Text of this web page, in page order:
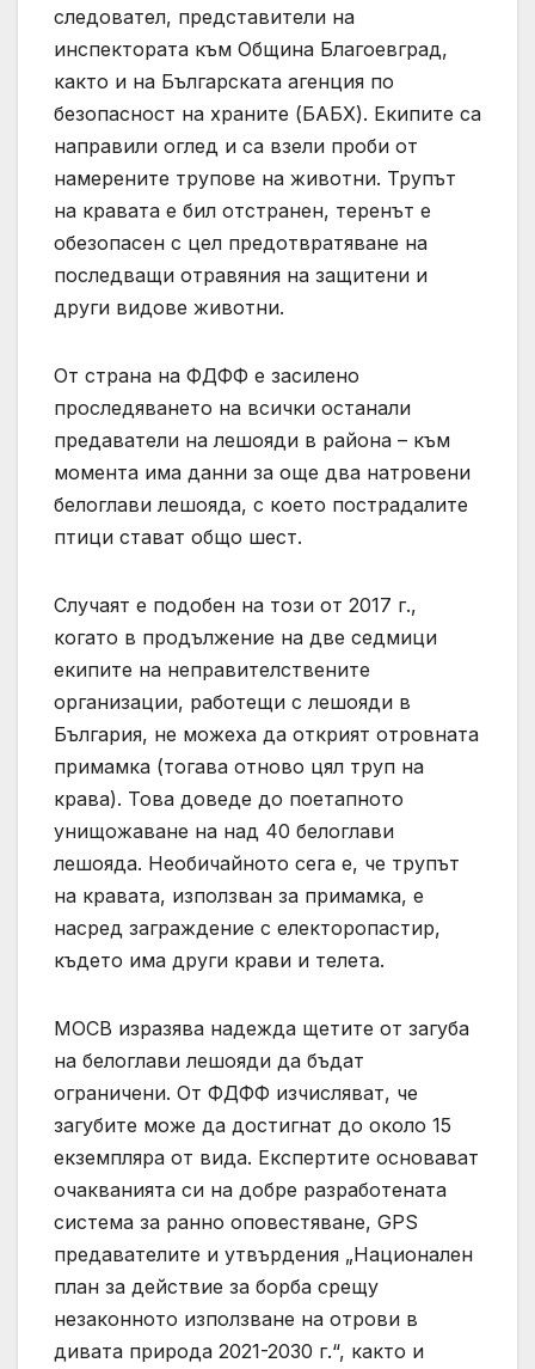
следовател, представители на
инспектората към Община Благоевград,
както и на Българската агенция по
безопасност на храните (БАБХ). Екипите са
направили оглед и са взели проби от
намерените трупове на животни. Трупът
на кравата е бил отстранен, теренът е
обезопасен с цел предотвратяване на
последващи отравяния на защитени и
други видове животни.
От страна на ФДФФ е засилено
проследяването на всички останали
предаватели на лешояди в района – към
момента има данни за още два натровени
белоглави лешояда, с което пострадалите
птици стават общо шест.
Случаят е подобен на този от 2017 г.,
когато в продължение на две седмици
екипите на неправителствените
организации, работещи с лешояди в
България, не можеха да открият отровната
примамка (тогава отново цял труп на
крава). Това доведе до поетапното
унищожаване на над 40 белоглави
лешояда. Необичайното сега е, че трупът
на кравата, използван за примамка, е
насред заграждение с електоропастир,
където има други крави и телета.
МОСВ изразява надежда щетите от загуба
на белоглави лешояди да бъдат
ограничени. От ФДФФ изчисляват, че
загубите може да достигнат до около 15
екземпляра от вида. Експертите основават
очакванията си на добре разработената
система за ранно оповестяване, GPS
предавателите и утвърдения „Национален
план за действие за борба срещу
незаконното използване на отрови в
дивата природа 2021-2030 г.“, както и